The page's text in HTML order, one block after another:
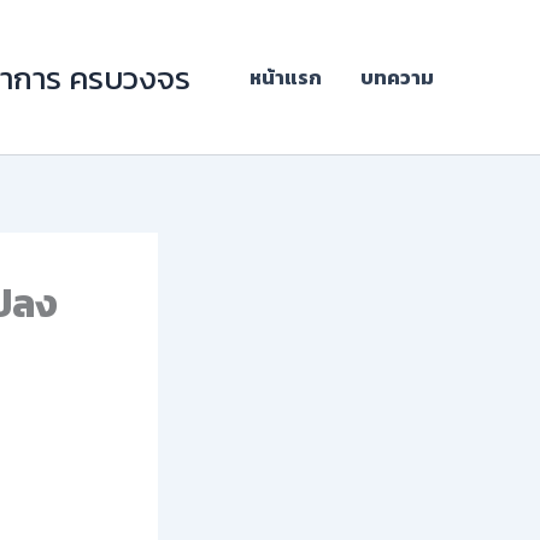
าร ครบวงจร หน้าแรก บทความ
ลง